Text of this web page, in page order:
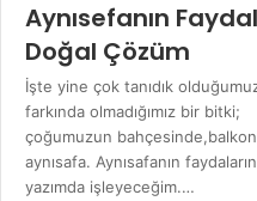
Aynısefanın
Doğal Çözüm
İşte yine çok tanıdık
farkında olmadığımız bir bitki;
çoğumuzun
aynısafa. Aynısafanın
yazımda işleyeceğim.…